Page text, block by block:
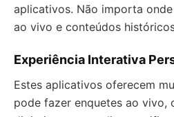
aplicativos. Não importa
ao vivo e conteúdos
Experiência Interativa
Estes aplicativos oferecem
pode fazer enquetes ao vivo,